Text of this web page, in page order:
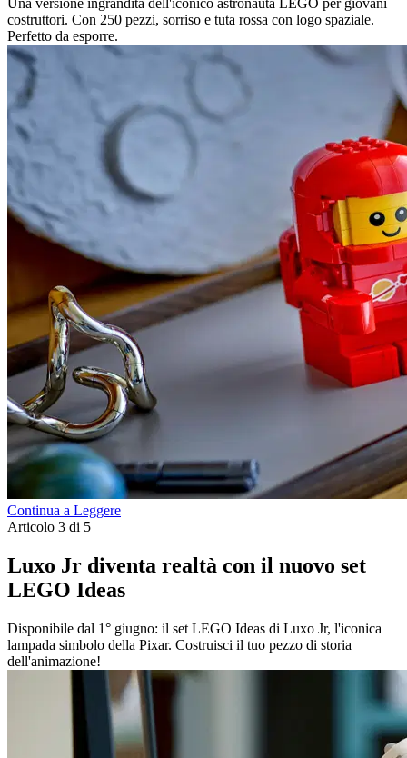
Una versione ingrandita dell'iconico astronauta LEGO per giovani
costruttori. Con 250 pezzi, sorriso e tuta rossa con logo spaziale.
Perfetto da esporre.
Continua a Leggere
Articolo 3 di 5
Luxo Jr diventa realtà con il nuovo set
LEGO Ideas
Disponibile dal 1° giugno: il set LEGO Ideas di Luxo Jr, l'iconica
lampada simbolo della Pixar. Costruisci il tuo pezzo di storia
dell'animazione!